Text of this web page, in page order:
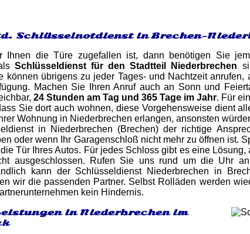
Schlüsselnotdienst in Brechen-
Ihnen die Türe zugefallen ist, dann benötigen Sie
Schlüsseldienst für den Stadtteil Niederbrechen
können übrigens zu jeder Tages- und Nachtzeit
Machen Sie Ihren Anruf auch an Sonn und
24 Stunden am Tag und 365 Tage im Jahr. Für
Sie dort auch wohnen, diese Vorgehensweise dient
Wohnung in Niederbrechen erlangen, ansonsten
in Niederbrechen (Brechen) der richtige
oder wenn Ihr Garagenschloß nicht mehr zu öffnen ist.
Tür Ihres Autos. Für jedes Schloss gibt es eine
ausgeschlossen. Rufen Sie uns rund um die Uhr
kann der Schlüsseldienst Niederbrechen in
wir die passenden Partner. Selbst Rolläden werden
kein Hindernis.
in Niederbrechen im